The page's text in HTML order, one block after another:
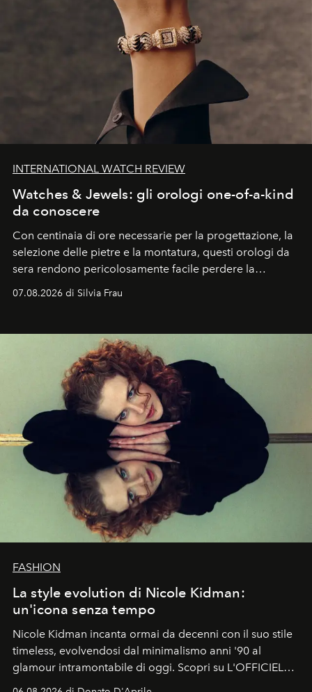
INTERNATIONAL WATCH REVIEW
Watches & Jewels: gli orologi one-of-a-kind
da conoscere
Con centinaia di ore necessarie per la progettazione, la
selezione delle pietre e la montatura, questi orologi da
sera rendono pericolosamente facile perdere la
07.08.2026 di Silvia Frau
FASHION
La style evolution di Nicole Kidman:
un'icona senza tempo
Nicole Kidman incanta ormai da decenni con il suo stile
timeless, evolvendosi dal minimalismo anni '90 al
glamour intramontabile di oggi. Scopri su L'OFFICIEL